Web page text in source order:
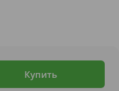
Купить